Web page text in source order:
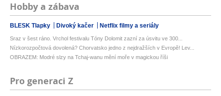
Hobby a zábava
BLESK Tlapky Divoký kačer Netflix filmy a seriály
Sraz v šest ráno. Vrchol festivalu Tóny Dolomit zazní za úsvitu ve 300...
Nízkorozpočtová dovolená? Chorvatsko jedno z nejdražších v Evropě! Lev...
OBRAZEM: Modré slzy na Tchaj-wanu mění moře v magickou říši
Pro generaci Z